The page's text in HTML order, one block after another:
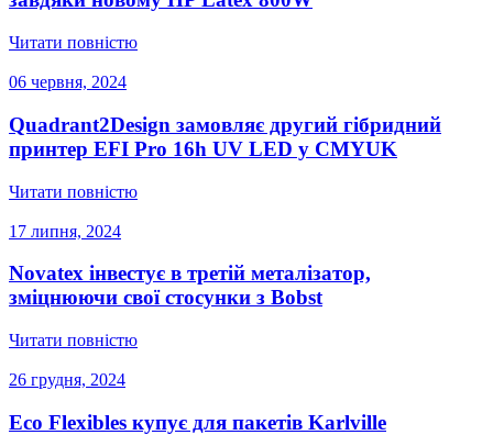
Читати повністю
06 червня, 2024
Quadrant2Design замовляє другий гібридний
принтер EFI Pro 16h UV LED у CMYUK
Читати повністю
17 липня, 2024
Novatex інвестує в третій металізатор,
зміцнюючи свої стосунки з Bobst
Читати повністю
26 грудня, 2024
Eco Flexibles купує для пакетів Karlville